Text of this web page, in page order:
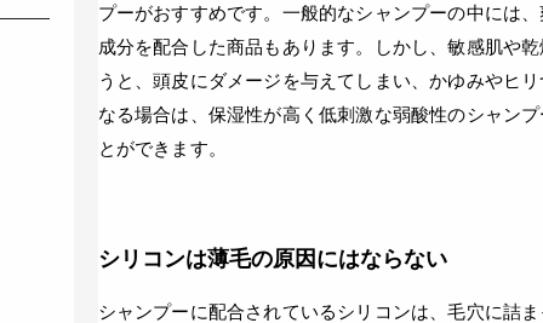
プーがおすすめです。一般的なシャンプーの中には
成分を配合した商品もあります。しかし、敏感肌や
うと、頭皮にダメージを与えてしまい、かゆみやヒ
なる場合は、保湿性が高く低刺激な弱酸性のシャン
とができます。
シリコンは薄毛の原因にはならない
シャンプーに配合されているシリコンは、毛穴に詰